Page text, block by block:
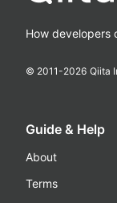
How developers
© 2011-2026 Qiita
Guide & Help
About
Terms